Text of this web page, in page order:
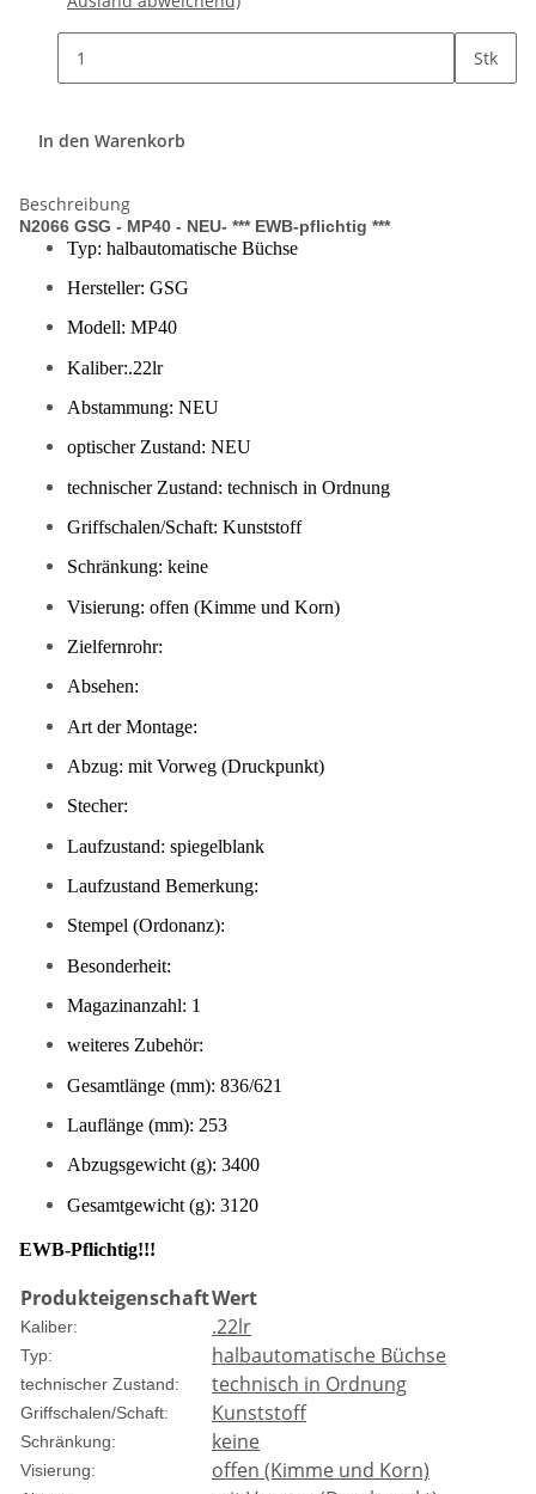
Stk
In den Warenkorb
Beschreibung
N2066 GSG - MP40 - NEU- *** EWB-pflichtig ***
Typ: halbautomatische Büchse
Hersteller: GSG
Modell: MP40
Kaliber:.22lr
Abstammung: NEU
optischer Zustand: NEU
technischer Zustand: technisch in Ordnung
Griffschalen/Schaft: Kunststoff
Schränkung: keine
Visierung: offen (Kimme und Korn)
Zielfernrohr:
Absehen:
Art der Montage:
Abzug: mit Vorweg (Druckpunkt)
Stecher:
Laufzustand: spiegelblank
Laufzustand Bemerkung:
Stempel (Ordonanz):
Besonderheit:
Magazinanzahl: 1
weiteres Zubehör:
Gesamtlänge (mm): 836/621
Lauflänge (mm): 253
Abzugsgewicht (g): 3400
Gesamtgewicht (g): 3120
EWB-Pflichtig!!!
ProdukteigenschaftWert
Kaliber: .22lr
Typ: halbautomatische Büchse
technischer Zustand: technisch in Ordnung
Griffschalen/Schaft: Kunststoff
Schränkung: keine
Visierung: offen (Kimme und Korn)